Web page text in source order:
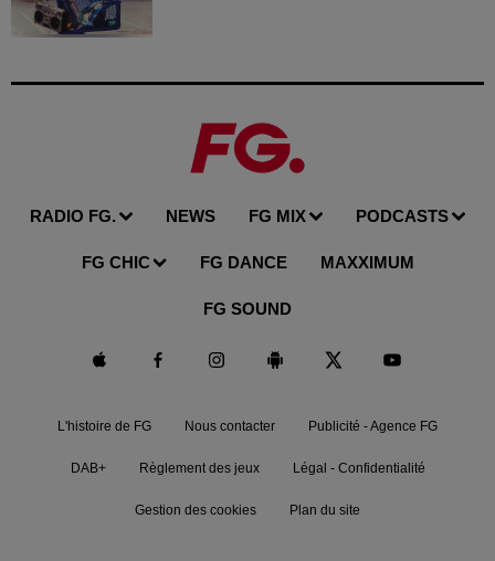
RADIO FG. NEWS FG MIX PODCASTS
FG CHIC FG DANCE MAXXIMUM
FG SOUND
L'histoire de FG Nous contacter Publicité - Agence FG
DAB+ Règlement des jeux Légal - Confidentialité
Gestion des cookies Plan du site